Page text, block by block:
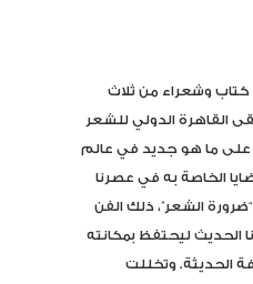
كتاب وشعراء من ثلاث
القاهرة الدولي للشعر
على ما هو جديد في عالم
الخاصة به في عصرنا
الشعر”، ذلك الفن
الحديث ليحتفظ بمكانته
الحديثة. وتخللت